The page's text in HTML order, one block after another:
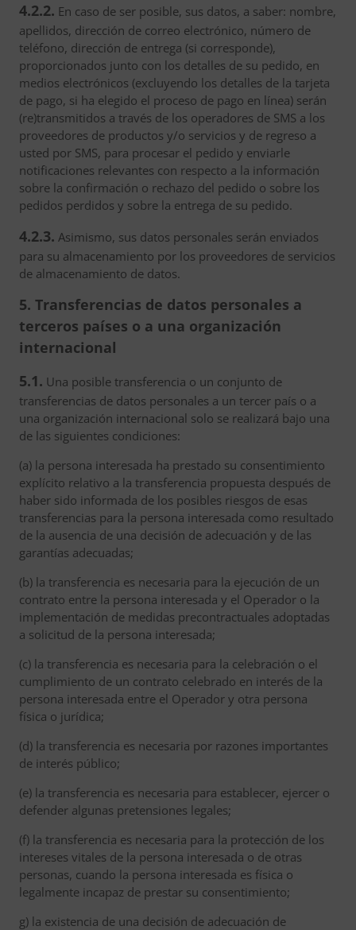
4.2.2. En caso de ser posible, sus datos, a saber: nombre,
apellidos, dirección de correo electrónico, número de
teléfono, dirección de entrega (si corresponde),
proporcionados junto con los detalles de su pedido, en
medios electrónicos (excluyendo los detalles de la tarjeta
de pago, si ha elegido el proceso de pago en línea) serán
(re)transmitidos a través de los operadores de SMS a los
proveedores de productos y/o servicios y de regreso a
usted por SMS, para procesar el pedido y enviarle
notificaciones relevantes con respecto a la información
sobre la confirmación o rechazo del pedido o sobre los
pedidos perdidos y sobre la entrega de su pedido.
4.2.3. Asimismo, sus datos personales serán enviados
para su almacenamiento por los proveedores de servicios
de almacenamiento de datos.
5. Transferencias de datos personales a
terceros países o a una organización
internacional
5.1. Una posible transferencia o un conjunto de
transferencias de datos personales a un tercer país o a
una organización internacional solo se realizará bajo una
de las siguientes condiciones:
(a) la persona interesada ha prestado su consentimiento
explícito relativo a la transferencia propuesta después de
haber sido informada de los posibles riesgos de esas
transferencias para la persona interesada como resultado
de la ausencia de una decisión de adecuación y de las
garantías adecuadas;
(b) la transferencia es necesaria para la ejecución de un
contrato entre la persona interesada y el Operador o la
implementación de medidas precontractuales adoptadas
a solicitud de la persona interesada;
(c) la transferencia es necesaria para la celebración o el
cumplimiento de un contrato celebrado en interés de la
persona interesada entre el Operador y otra persona
física o jurídica;
(d) la transferencia es necesaria por razones importantes
de interés público;
(e) la transferencia es necesaria para establecer, ejercer o
defender algunas pretensiones legales;
(f) la transferencia es necesaria para la protección de los
intereses vitales de la persona interesada o de otras
personas, cuando la persona interesada es física o
legalmente incapaz de prestar su consentimiento;
g) la existencia de una decisión de adecuación de